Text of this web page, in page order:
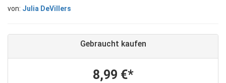
von: Julia DeVillers
Gebraucht kaufen
8,99 €*